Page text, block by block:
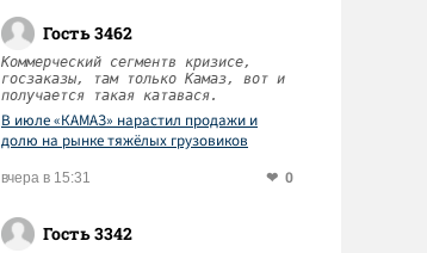
Гость 3462
Коммерческий сегментв кризисе,
госзаказы, там только Камаз, вот и
получается такая катавася.
В июле «КАМАЗ» нарастил продажи и
долю на рынке тяжёлых грузовиков
вчера в 15:31 0
Гость 3342